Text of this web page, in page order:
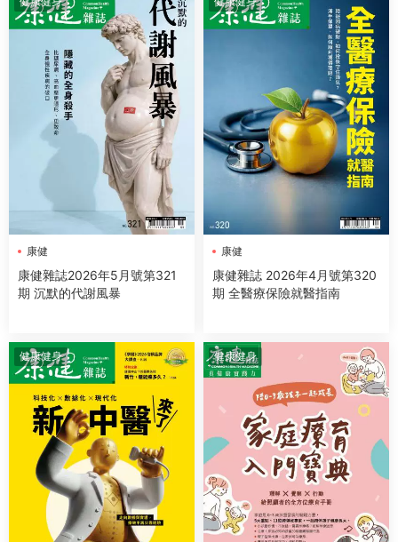
康健
康健雜誌2026年5月號第321
期 沉默的代謝風暴
康健
康健雜誌 2026年4月號第320
期 全醫療保險就醫指南
健康健身 健康健身